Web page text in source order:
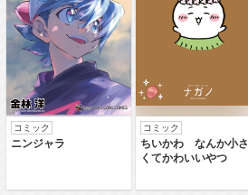
コミック
ニンジャラ
コミック
ちいかわ なんか小さ
くてかわいいやつ